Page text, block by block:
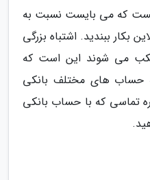
که می بایست نسبت به
بکار ببندید. اشتباه بزرگی
می شوند این است که
حساب های مختلف بانکی
تماسی که با حساب بانکی